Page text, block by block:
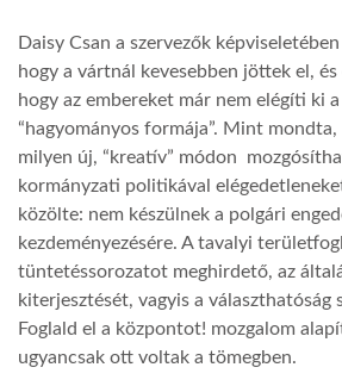
AFRIKA TUDÁSTÁR
A NAP SZÉPE
LINKTR.EE
GLOBOZSARU
DOBRAVERO.HU
Daisy Csan a szervezők
hogy a vártnál kevesebben jöttek el, és
hogy az embereket már nem elégíti ki
“hagyományos formája”. Mint
milyen új, “kreatív” módon
kormányzati politikával
közölte: nem készülnek a polgári
kezdeményezésére. A tavalyi
tüntetéssorozatot meghirdető, az
kiterjesztését, vagyis a választhatóság
Foglald el a központot! mozgalom
ugyancsak ott voltak a tömegben.